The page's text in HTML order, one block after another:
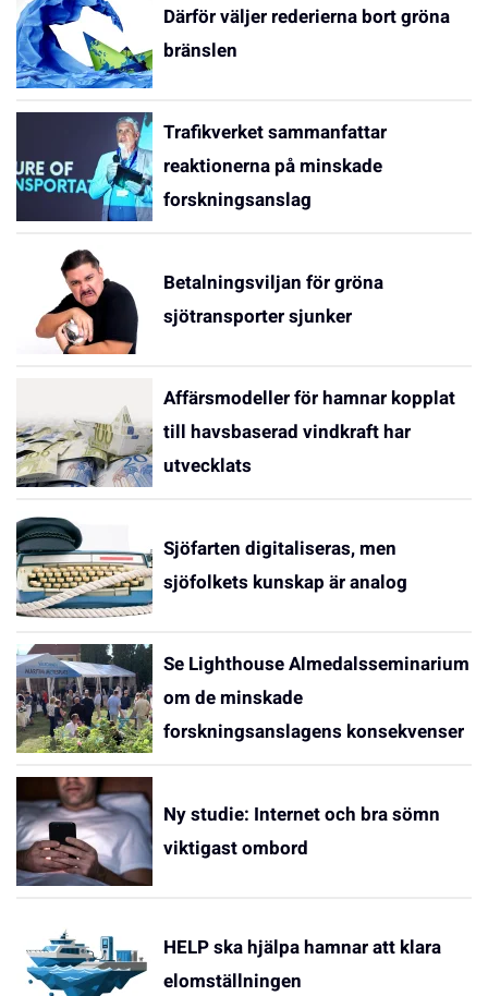
Därför väljer rederierna bort gröna
bränslen
Trafikverket sammanfattar
reaktionerna på minskade
forskningsanslag
Betalningsviljan för gröna
sjötransporter sjunker
Affärsmodeller för hamnar kopplat
till havsbaserad vindkraft har
utvecklats
Sjöfarten digitaliseras, men
sjöfolkets kunskap är analog
Se Lighthouse Almedalsseminarium
om de minskade
forskningsanslagens konsekvenser
Ny studie: Internet och bra sömn
viktigast ombord
HELP ska hjälpa hamnar att klara
elomställningen